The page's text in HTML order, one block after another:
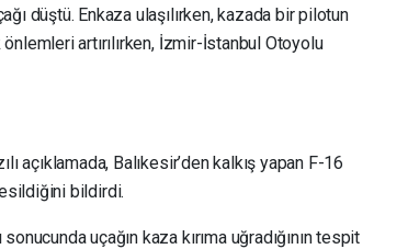
düştü. Enkaza ulaşılırken, kazada bir pilotun
artırılırken, İzmir-İstanbul Otoyolu
açıklamada, Balıkesir’den kalkış yapan F-16
bildirdi.
uçağın kaza kırıma uğradığının tespit